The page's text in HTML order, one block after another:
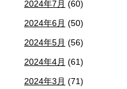
2024年7月 (60)
2024年6月 (50)
2024年5月 (56)
2024年4月 (61)
2024年3月 (71)